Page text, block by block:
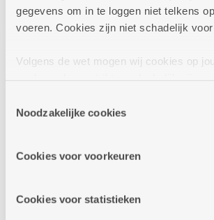
gegevens om in te loggen niet telkens
voeren. Cookies zijn niet schadelijk voor
Volgens de wet mogen wij cookies op
cookies hebben we jouw toestemming
cookies worden geplaatst door derde
informatie over jouw (geanonimiseerd)
partners kunnen deze gegevens
Noodzakelijke cookies
Cookies voor voorkeuren
Cookies voor statistieken
woensdag
26
augustus
14u
-
Elke woensdag
Crea met Aurore
Dienstencentrum Linkeroever
knutselen in de cafetaria met Aurore.